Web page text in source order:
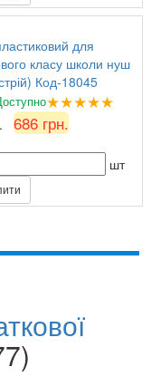
для
класу школи нуш
Код-18045
★★★★★
686 грн.
шт